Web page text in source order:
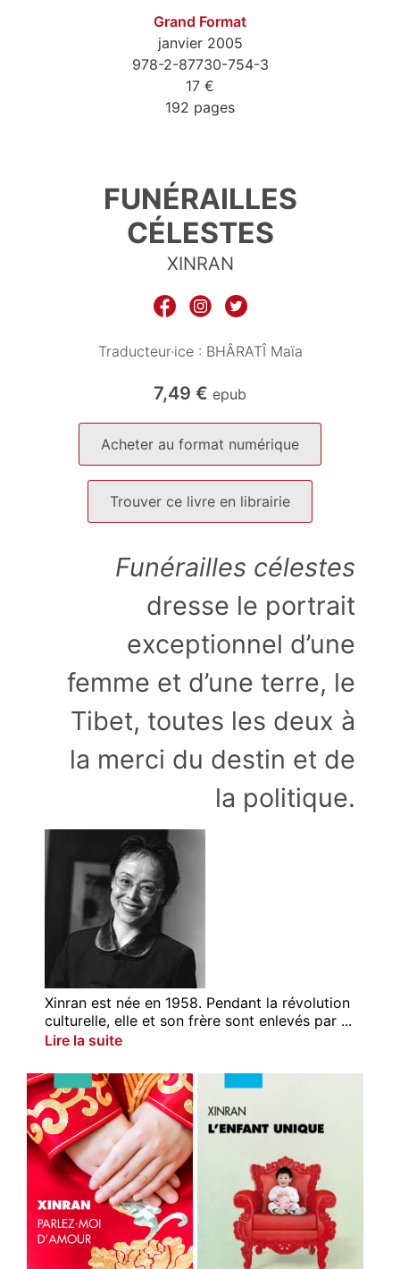
Grand Format
janvier 2005
978-2-87730-754-3
17 €
192 pages
FUNÉRAILLES
CÉLESTES
XINRAN
Traducteur·ice : BHÂRATÎ Maïa
7,49 € epub
Acheter au format numérique
Trouver ce livre en librairie
Funérailles célestes
dresse le portrait
exceptionnel d’une
femme et d’une terre, le
Tibet, toutes les deux à
la merci du destin et de
la politique.
Xinran est née en 1958. Pendant la révolution
culturelle, elle et son frère sont enlevés par ...
Lire la suite